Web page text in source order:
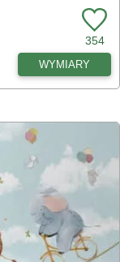
354
WYMIARY